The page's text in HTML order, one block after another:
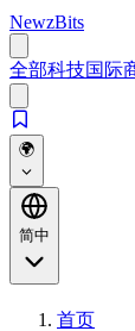
NewzBits
全部科技国际
🌍
简中
首页